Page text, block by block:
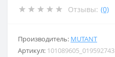
Отзывы: (0)
Производитель: MUTANT
Артикул: 101089605_019592743